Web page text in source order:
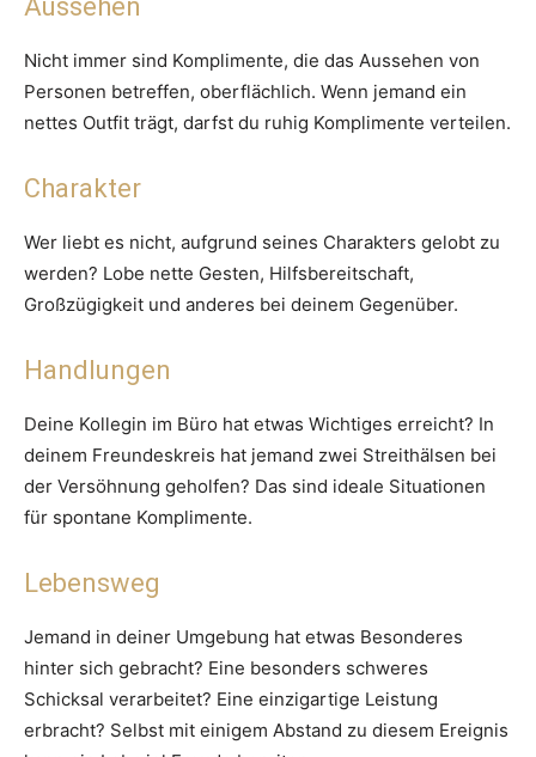
Aussehen
Nicht immer sind Komplimente, die das Aussehen von
Personen betreffen, oberflächlich. Wenn jemand ein
nettes Outfit trägt, darfst du ruhig Komplimente verteilen.
Charakter
Wer liebt es nicht, aufgrund seines Charakters gelobt zu
werden? Lobe nette Gesten, Hilfsbereitschaft,
Großzügigkeit und anderes bei deinem Gegenüber.
Handlungen
Deine Kollegin im Büro hat etwas Wichtiges erreicht? In
deinem Freundeskreis hat jemand zwei Streithälsen bei
der Versöhnung geholfen? Das sind ideale Situationen
für spontane Komplimente.
Lebensweg
Jemand in deiner Umgebung hat etwas Besonderes
hinter sich gebracht? Eine besonders schweres
Schicksal verarbeitet? Eine einzigartige Leistung
erbracht? Selbst mit einigem Abstand zu diesem Ereignis